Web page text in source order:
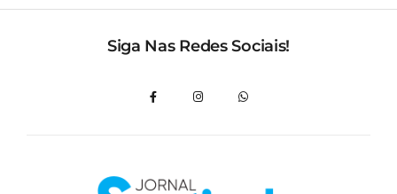
Siga Nas Redes Sociais!